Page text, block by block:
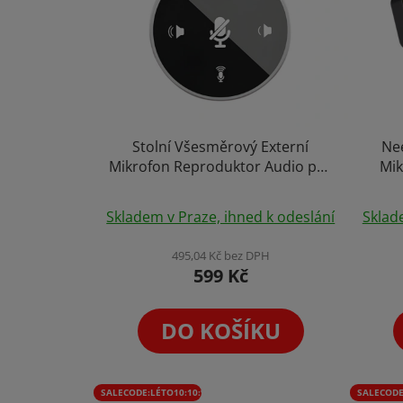
Stolní Všesměrový Externí
Mikrofon Reproduktor Audio pro
Rozhovor
Skladem v Praze, ihned k odeslání
495,04 Kč bez DPH
599 Kč
DO KOŠÍKU
SALECODE:LÉTO10:10:%